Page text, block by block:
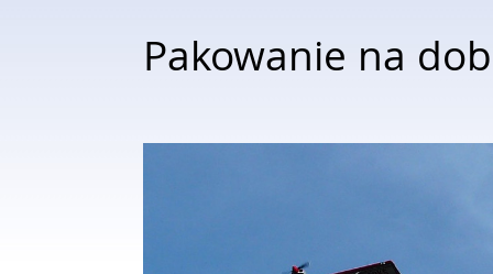
Pakowanie na